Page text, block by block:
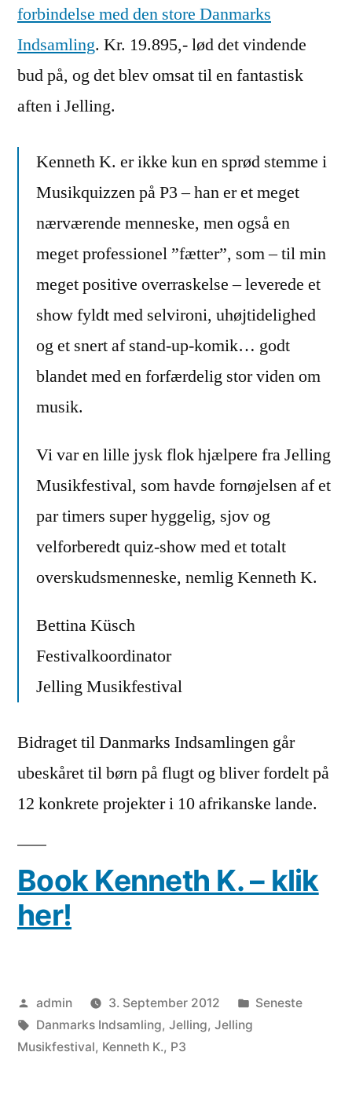
forbindelse med den store Danmarks
Indsamling. Kr. 19.895,- lød det vindende
bud på, og det blev omsat til en fantastisk
aften i Jelling.
Kenneth K. er ikke kun en sprød stemme i
Musikquizzen på P3 – han er et meget
nærværende menneske, men også en
meget professionel ”fætter”, som – til min
meget positive overraskelse – leverede et
show fyldt med selvironi, uhøjtidelighed
og et snert af stand-up-komik… godt
blandet med en forfærdelig stor viden om
musik.
Vi var en lille jysk flok hjælpere fra Jelling
Musikfestival, som havde fornøjelsen af et
par timers super hyggelig, sjov og
velforberedt quiz-show med et totalt
overskudsmenneske, nemlig Kenneth K.
Bettina Küsch
Festivalkoordinator
Jelling Musikfestival
Bidraget til Danmarks Indsamlingen går
ubeskåret til børn på flugt og bliver fordelt på
12 konkrete projekter i 10 afrikanske lande.
Book Kenneth K. – klik
her!
Posted
by
admin 3. September 2012
Posted
Seneste
Tags:
Danmarks Indsamling, Jelling, Jelling
Musikfestival, Kenneth K., P3